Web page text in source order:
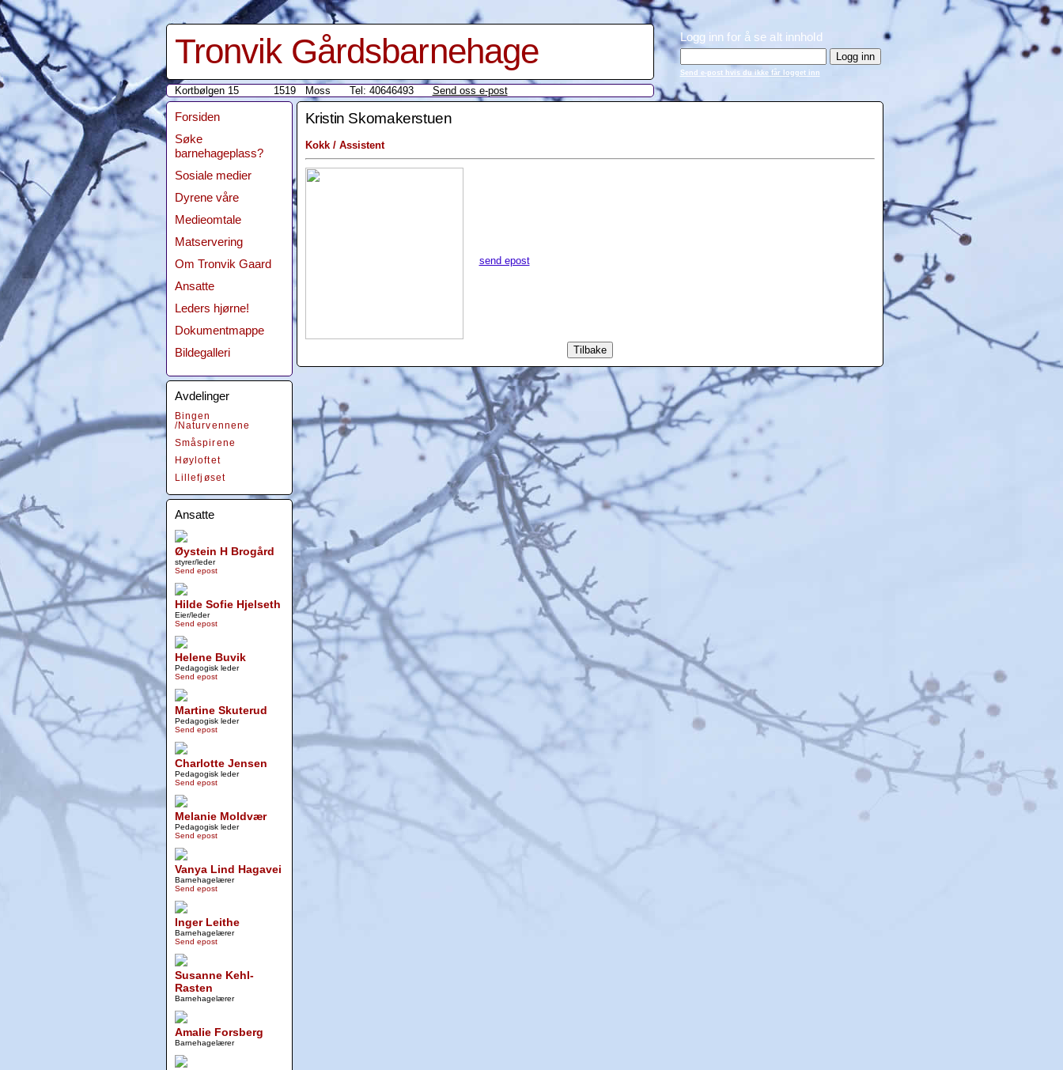
Tronvik Gårdsbarnehage
Kortbølgen 15 1519 Moss Tel: 40646493 Send oss e-post
Logg inn for å se alt innhold
Send e-post hvis du ikke får logget inn
Forsiden
Søke
barnehageplass?
Sosiale medier
Dyrene våre
Medieomtale
Matservering
Om Tronvik Gaard
Ansatte
Leders hjørne!
Dokumentmappe
Bildegalleri
Avdelinger
Bingen
/Naturvennene
Småspirene
Høyloftet
Lillefjøset
Ansatte
Øystein H Brogård
styrer/leder
Send epost
Hilde Sofie Hjelseth
Eier/leder
Send epost
Helene Buvik
Pedagogisk leder
Send epost
Martine Skuterud
Pedagogisk leder
Send epost
Charlotte Jensen
Pedagogisk leder
Send epost
Melanie Moldvær
Pedagogisk leder
Send epost
Vanya Lind Hagavei
Barnehagelærer
Send epost
Inger Leithe
Barnehagelærer
Send epost
Susanne Kehl-
Rasten
Barnehagelærer
Amalie Forsberg
Barnehagelærer
Kristin Skomakerstuen
Kokk / Assistent
send epost